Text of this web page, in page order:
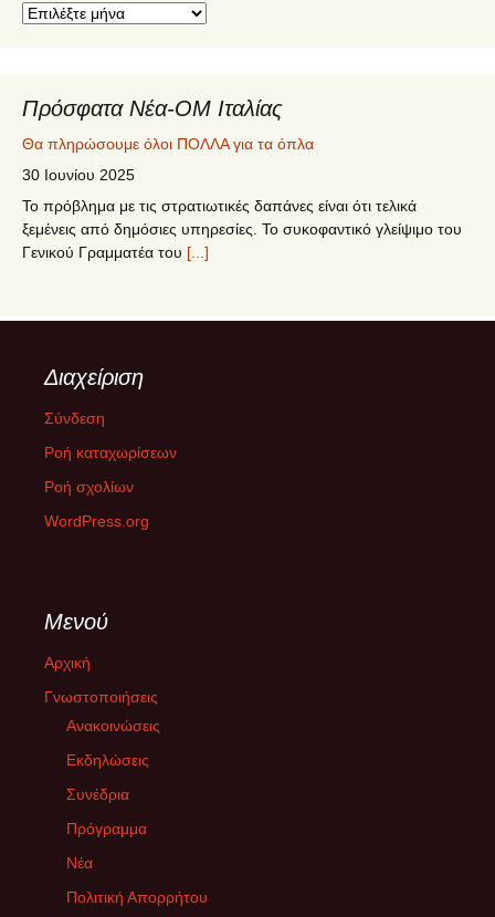
Πρόσφατα Νέα-ΟΜ Ιταλίας
Θα πληρώσουμε όλοι ΠΟΛΛΑ για τα όπλα
30 Ιουνίου 2025
Το πρόβλημα με τις στρατιωτικές δαπάνες είναι ότι τελικά
ξεμένεις από δημόσιες υπηρεσίες. Το συκοφαντικό γλείψιμο του
Γενικού Γραμματέα του [...]
Το 5o Συνέδριο του ΣΥΡΙΖΑ-ΠΣ πραγματοποιήθηκε στις 12-15
Ιουνίου 2025 στο Δημοτικό Γυμναστήριο Περιστερίου. Η
ψηφοφορία για την εκλογή των 250
ΔΙΚΑΙΟΣΥΝΗ ΜΕΧΡΙ ΤΕΛΟΥΣ
26 Φεβρουαρίου 2025
Την Παρασκευή 28/02/2025 στην επέτειο μνήμης της τραγωδίας
Με την ακροδεξιά στη εξουσία της Ευρώπης χρειαζόμαστε
συντηρητικούς να συμμαχούν με το AfD στη Γερμανία και την
Μελόνι να[...]
26 Ιανουαρίου 2025
Μεγάλες συγκεντρώσεις στις κεντρικές πλατείες των πόλεων
όλης της Ελλάδας και του εξωτερικού πραγματοποιήθηκαν την
Διαχείριση
Σύνδεση
Ροή καταχωρίσεων
Ροή σχολίων
WordPress.org
Μενού
Αρχική
Γνωστοποιήσεις
Ανακοινώσεις
Εκδηλώσεις
Συνέδρια
Πρόγραμμα
Νέα
Πολιτική Απορρήτου